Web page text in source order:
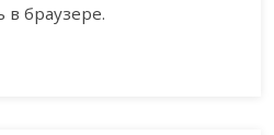
в браузере.